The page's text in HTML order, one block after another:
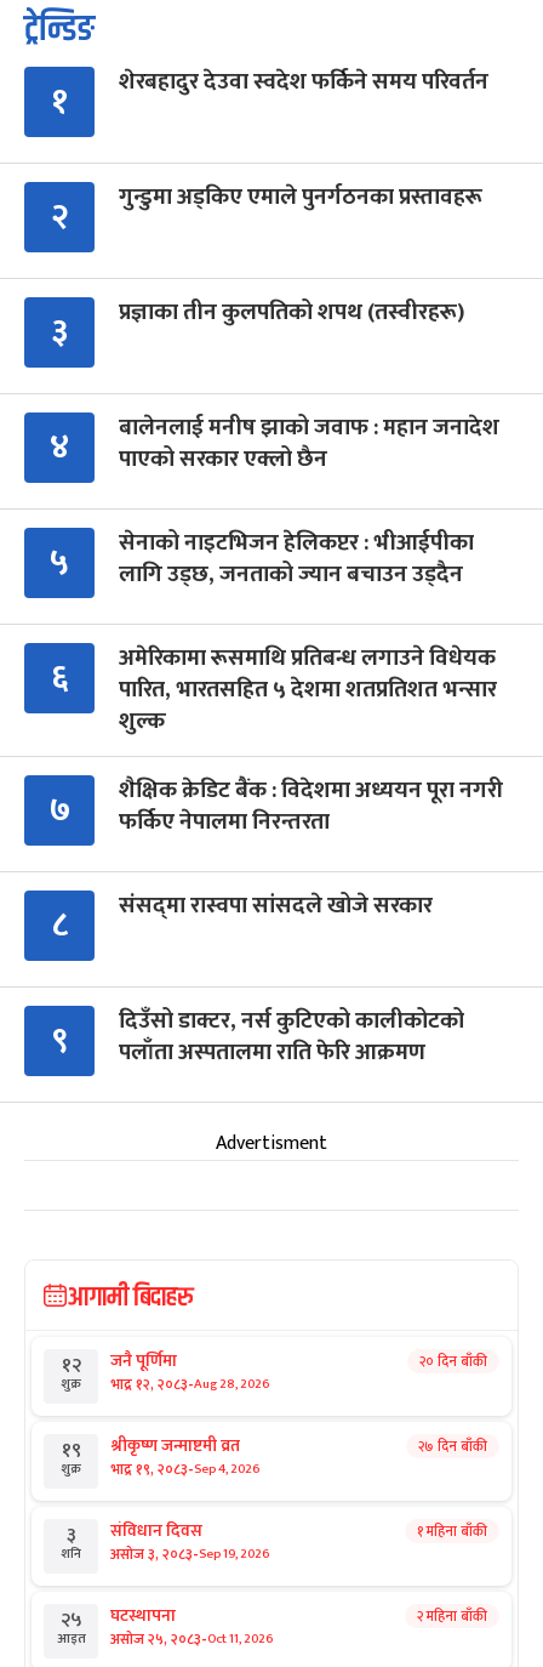
ट्रेन्डिङ
१ शेरबहादुर देउवा स्वदेश फर्किने समय परिवर्तन
२ गुन्डुमा अड्किए एमाले पुनर्गठनका प्रस्तावहरू
३ प्रज्ञाका तीन कुलपतिको शपथ (तस्वीरहरू)
४
बालेनलाई मनीष झाको जवाफ : महान जनादेश
पाएको सरकार एक्लो छैन
५
सेनाको नाइटभिजन हेलिकप्टर : भीआईपीका
लागि उड्छ, जनताको ज्यान बचाउन उड्दैन
६
अमेरिकामा रूसमाथि प्रतिबन्ध लगाउने विधेयक
पारित, भारतसहित ५ देशमा शतप्रतिशत भन्सार
शुल्क
७
शैक्षिक क्रेडिट बैंक : विदेशमा अध्ययन पूरा नगरी
फर्किए नेपालमा निरन्तरता
८ संसद्‍मा रास्वपा सांसदले खोजे सरकार
९
दिउँसो डाक्टर, नर्स कुटिएको कालीकोटको
पलाँता अस्पतालमा राति फेरि आक्रमण
Advertisment
आगामी बिदाहरु
१२
शुक्र
जनै पूर्णिमा
भाद्र १२, २०८३-Aug 28, 2026
२० दिन बाँकी
१९
शुक्र
श्रीकृष्ण जन्माष्टमी व्रत
भाद्र १९, २०८३-Sep 4, 2026
२७ दिन बाँकी
३
शनि
संविधान दिवस
असोज ३, २०८३-Sep 19, 2026
१ महिना बाँकी
२५
आइत
घटस्थापना
असोज २५, २०८३-Oct 11, 2026
२ महिना बाँकी